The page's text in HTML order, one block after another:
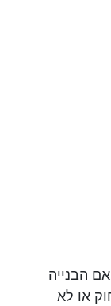
הבנייה
או לא